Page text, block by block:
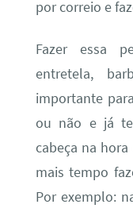
por correio e
Fazer essa
entretela,
importante
ou não e já
cabeça na
mais tempo
Por exemplo: